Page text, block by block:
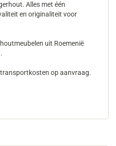
Alles met één
en originaliteit voor
uit Roemenië
op aanvraag.